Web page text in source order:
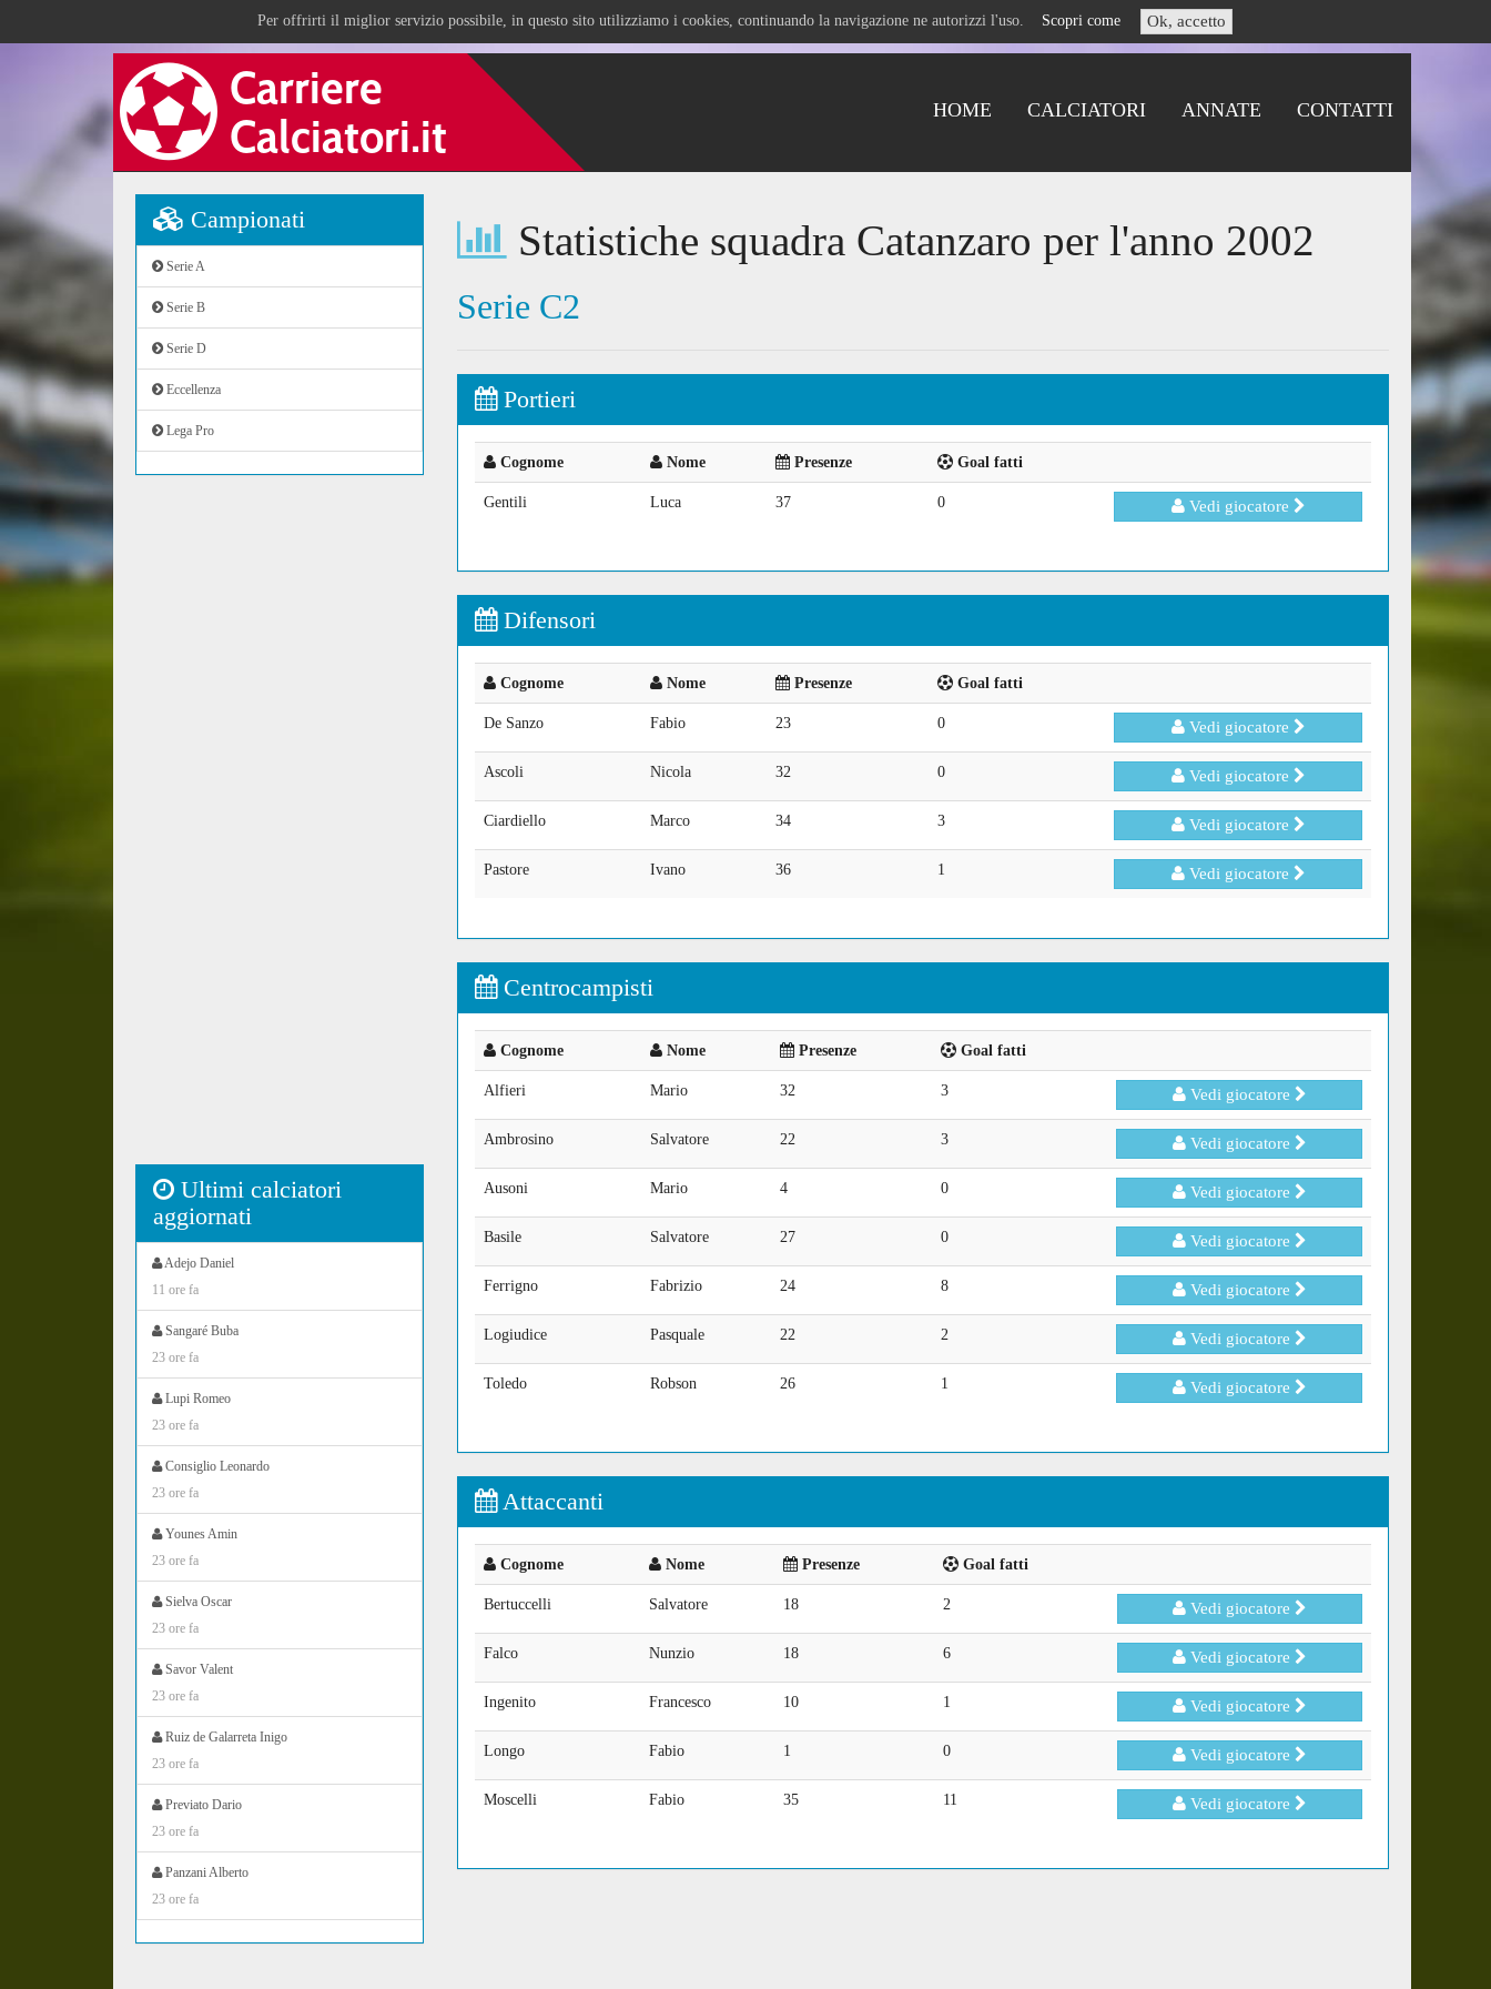
Per offrirti il miglior servizio possibile, in questo sito utilizziamo i cookies, continuando la navigazione ne autorizzi l'uso. Scopri come Ok, accetto
HOME CALCIATORI ANNATE CONTATTI
Campionati
Serie A
Serie B
Serie D
Eccellenza
Lega Pro
Ultimi calciatori
aggiornati
Adejo Daniel
11 ore fa
Sangaré Buba
23 ore fa
Lupi Romeo
23 ore fa
Consiglio Leonardo
23 ore fa
Younes Amin
23 ore fa
Sielva Oscar
23 ore fa
Savor Valent
23 ore fa
Ruiz de Galarreta Inigo
23 ore fa
Previato Dario
23 ore fa
Panzani Alberto
23 ore fa
Statistiche squadra Catanzaro per l'anno 2002
Serie C2
Portieri
Cognome Nome Presenze Goal fatti
Gentili Luca 37 0 Vedi giocatore
Difensori
Cognome Nome Presenze Goal fatti
De Sanzo Fabio 23 0 Vedi giocatore
Ascoli Nicola 32 0 Vedi giocatore
Ciardiello Marco 34 3 Vedi giocatore
Pastore Ivano 36 1 Vedi giocatore
Centrocampisti
Cognome Nome Presenze Goal fatti
Alfieri Mario 32 3 Vedi giocatore
Ambrosino Salvatore 22 3 Vedi giocatore
Ausoni Mario 4 0 Vedi giocatore
Basile Salvatore 27 0 Vedi giocatore
Ferrigno Fabrizio 24 8 Vedi giocatore
Logiudice Pasquale 22 2 Vedi giocatore
Toledo Robson 26 1 Vedi giocatore
Attaccanti
Cognome Nome Presenze Goal fatti
Bertuccelli Salvatore 18 2 Vedi giocatore
Falco Nunzio 18 6 Vedi giocatore
Ingenito Francesco 10 1 Vedi giocatore
Longo Fabio 1 0 Vedi giocatore
Moscelli Fabio 35 11 Vedi giocatore